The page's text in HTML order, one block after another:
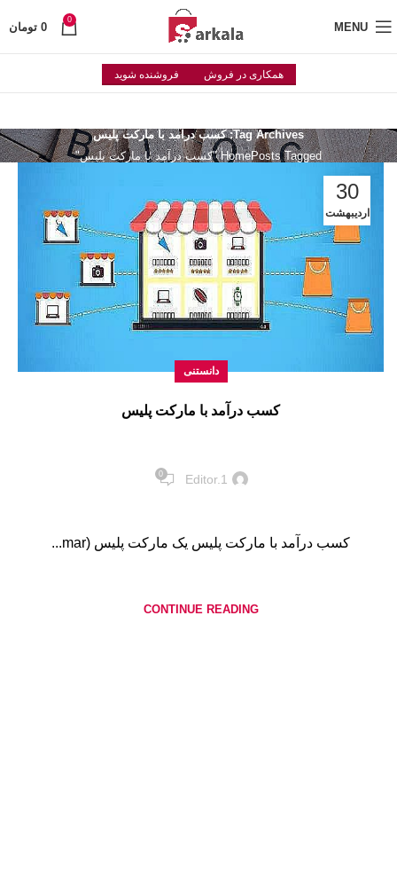
MENU
0
0 تومان
همکاری در فروش فروشنده شوید
Tag Archives: کسب درآمد با مارکت پلیس
HomePosts Tagged "کسب درآمد با مارکت پلیس"
30
اردیبهشت
دانستنی
کسب درآمد با مارکت پلیس
Editor.1
0
کسب درآمد با مارکت پلیس یک مارکت پلیس (mar...
CONTINUE READING